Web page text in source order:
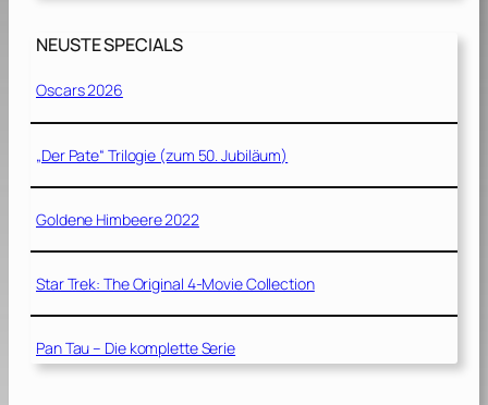
NEUSTE SPECIALS
Oscars 2026
„Der Pate“ Trilogie (zum 50. Jubiläum)
Goldene Himbeere 2022
Star Trek: The Original 4-Movie Collection
Pan Tau – Die komplette Serie